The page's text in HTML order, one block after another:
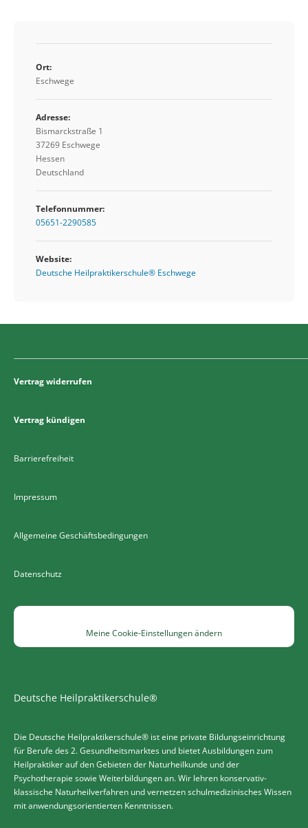
Ort:
Eschwege
Adresse:
Bismarckstraße 1
37269 Eschwege
Hessen
Deutschland
Telefonnummer:
05651-2290585
Website:
Deutsche Heilpraktikerschule® Eschwege
Vertrag widerrufen
Vertrag kündigen
Barrierefreiheit
Impressum
Allgemeine Geschäftsbedingungen
Datenschutz
Meine Cookie-Einstellungen ändern
Deutsche Heilpraktikerschule®
Die Deutsche Heilpraktikerschule® ist eine private Bildungseinrichtung
für Berufe des 2. Gesundheitsmarktes und bietet Ausbildungen zum
Heilpraktiker auf den Gebieten der Naturheilkunde und der
Psychotherapie sowie Weiterbildungen an. Wir lehren konservativ-
klassische Naturheilverfahren und vernetzen schulmedizinisches Wissen
mit anwendungsorientierten Kenntnissen.